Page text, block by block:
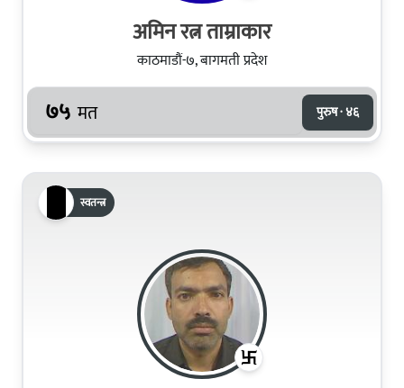
अमिन रत्न ताम्राकार
काठमाडौं-७, बागमती प्रदेश
७५ मत पुरुष · ४६
स्वतन्त्र